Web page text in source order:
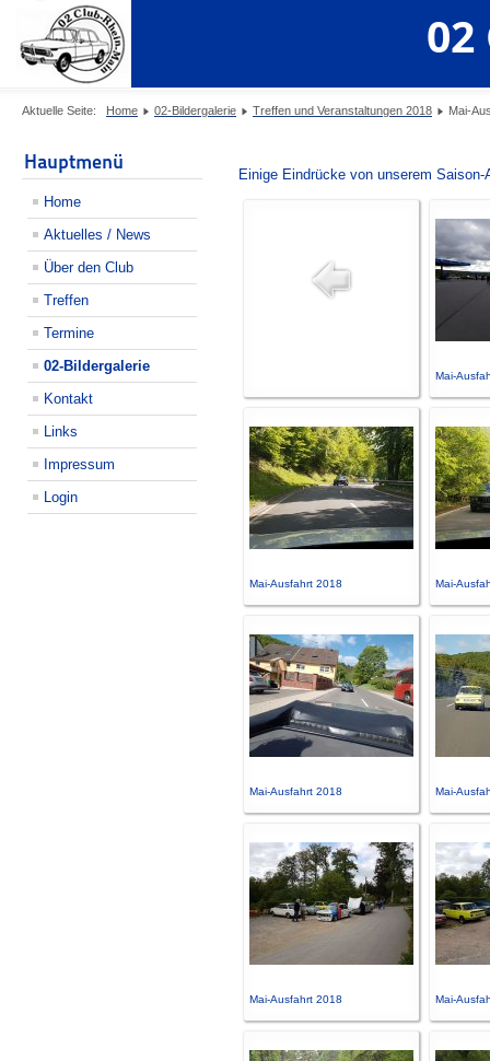
02
Aktuelle Seite: Home 02-Bildergalerie Treffen und Veranstaltungen 2018 Mai-
Hauptmenü
Home
Aktuelles / News
Über den Club
Treffen
Termine
02-Bildergalerie
Kontakt
Links
Impressum
Login
Einige Eindrücke von unserem
Mai-
Mai-Ausfahrt 2018 Mai-
Mai-Ausfahrt 2018 Mai-
Mai-Ausfahrt 2018 Mai-